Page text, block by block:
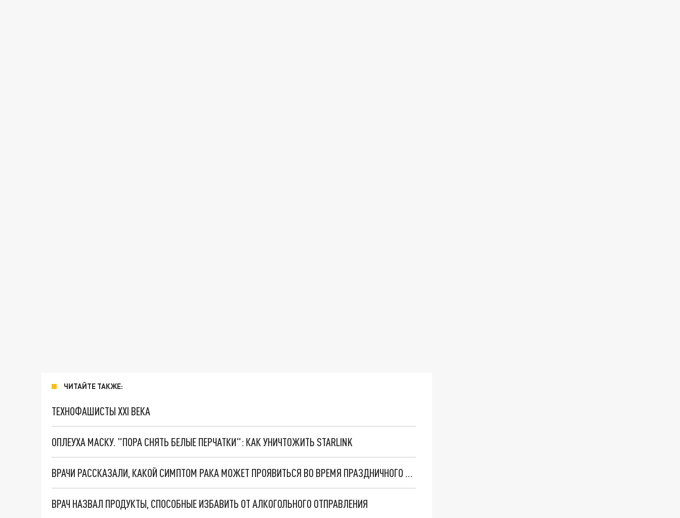
ЧИТАЙТЕ ТАКЖЕ:
ТЕХНОФАШИСТЫ XXI ВЕКА
ОПЛЕУХА МАСКУ. "ПОРА СНЯТЬ БЕЛЫЕ ПЕРЧАТКИ": КАК УНИЧТОЖИТЬ STARLINK
ВРАЧИ РАССКАЗАЛИ, КАКОЙ СИМПТОМ РАКА МОЖЕТ ПРОЯВИТЬСЯ ВО ВРЕМЯ ПРАЗДНИЧНОГО ЗАСТОЛЬЯ
ВРАЧ НАЗВАЛ ПРОДУКТЫ, СПОСОБНЫЕ ИЗБАВИТЬ ОТ АЛКОГОЛЬНОГО ОТПРАВЛЕНИЯ